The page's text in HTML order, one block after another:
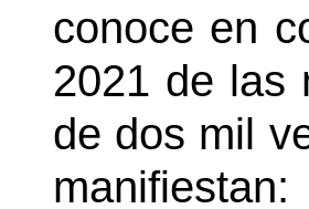
conoce en
2021 de las
de dos mil
manifiestan: